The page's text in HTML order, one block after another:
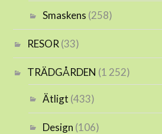
Smaskens (258)
RESOR (33)
TRÄDGÅRDEN (1 252)
Ätligt (433)
Design (106)